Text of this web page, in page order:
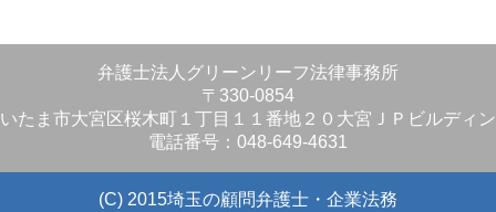
弁護士法人グリーンリーフ法律事務所
〒330-0854
たま市大宮区桜木町１丁目１１番地２０大宮ＪＰビルディ
電話番号：048-649-4631
(C) 2015埼玉の顧問弁護士・企業法務